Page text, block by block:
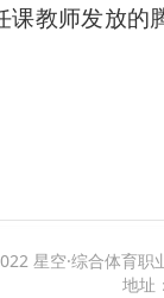
课教师发放
星空·综合体育
地址